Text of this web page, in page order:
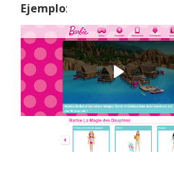
Ejemplo: